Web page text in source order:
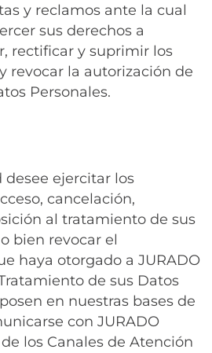
y reclamos ante la cual
sus derechos a
rectificar y suprimir los
revocar la autorización de
Personales.
desee ejercitar los
cancelación,
al tratamiento de sus
bien revocar el
haya otorgado a JURADO
de sus Datos
en nuestras bases de
con JURADO
los Canales de Atención